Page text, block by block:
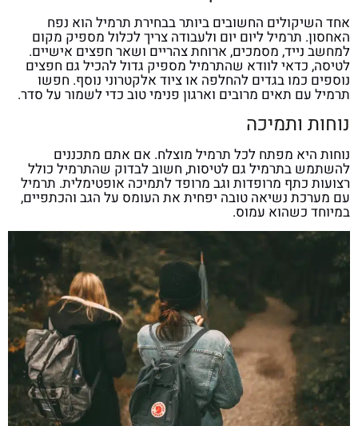
אחד השיקולים החשובים ביותר בבחירת תרמיל הוא נפח
האחסון. תרמיל ליום יום ולעבודה צריך לכלול מספיק מקום
למחשב נייד, מסמכים, ארוחת צהריים ושאר חפצים אישיים.
לטיסה, כדאי לוודא שהתרמיל מספיק גדול להכיל גם חפצים
נוספים כמו בגדים להחלפה או ציוד אלקטרוני נוסף. חפשו
תרמיל עם תאים מרובים וארגון פנימי טוב כדי לשמור על סדר.
נוחות ותמיכה
נוחות היא מפתח לכל תרמיל מוצלח. אם אתם מתכננים
להשתמש בתרמיל גם לטיסות, חשוב לבדוק שהתרמיל כולל
רצועות כתף מרופדות וגב מרופד לתמיכה אופטימלית. תרמיל
עם מערכת נשיאה טובה יפחית את העומס על הגב והכתפיים,
במיוחד כשהוא עמוס.